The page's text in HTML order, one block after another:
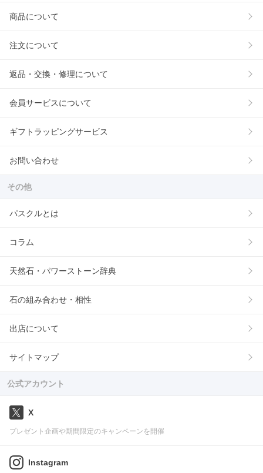
商品について
注文について
返品・交換・修理について
会員サービスについて
ギフトラッピングサービス
お問い合わせ
その他
パスクルとは
コラム
天然石・パワーストーン辞典
石の組み合わせ・相性
出店について
サイトマップ
公式アカウント
X
プレゼント企画や期間限定のキャンペーンを開催
Instagram